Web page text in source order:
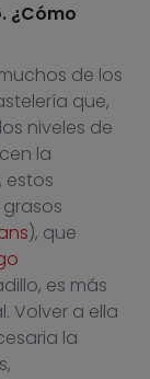
¿Cómo
de los
que,
niveles de
la
estos
), que
es más
Volver a ella
la